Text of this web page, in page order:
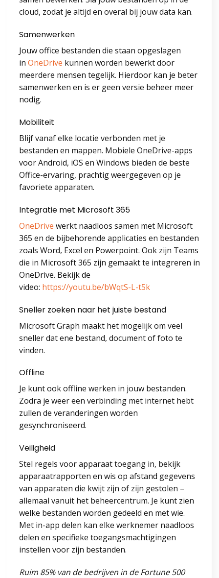
cloud, zodat je altijd en overal bij jouw data kan.
Samenwerken
Jouw office bestanden die staan opgeslagen
in OneDrive kunnen worden bewerkt door
meerdere mensen tegelijk. Hierdoor kan je beter
samenwerken en is er geen versie beheer meer
nodig.
Mobiliteit
Blijf vanaf elke locatie verbonden met je
bestanden en mappen. Mobiele OneDrive-apps
voor Android, iOS en Windows bieden de beste
Office-ervaring, prachtig weergegeven op je
favoriete apparaten.
Integratie met Microsoft 365
OneDrive werkt naadloos samen met Microsoft
365 en de bijbehorende applicaties en bestanden
zoals Word, Excel en Powerpoint. Ook zijn Teams
die in Microsoft 365 zijn gemaakt te integreren in
OneDrive. Bekijk de
video: https://youtu.be/bWqtS-L-t5k
Sneller zoeken naar het juiste bestand
Microsoft Graph maakt het mogelijk om veel
sneller dat ene bestand, document of foto te
vinden.
Offline
Je kunt ook offline werken in jouw bestanden.
Zodra je weer een verbinding met internet hebt
zullen de veranderingen worden
gesynchroniseerd.
Veiligheid
Stel regels voor apparaat toegang in, bekijk
apparaatrapporten en wis op afstand gegevens
van apparaten die kwijt zijn of zijn gestolen –
allemaal vanuit het beheercentrum. Je kunt zien
welke bestanden worden gedeeld en met wie.
Met in-app delen kan elke werknemer naadloos
delen en specifieke toegangsmachtigingen
instellen voor zijn bestanden.
Ruim 85% van de bedrijven in de Fortune 500